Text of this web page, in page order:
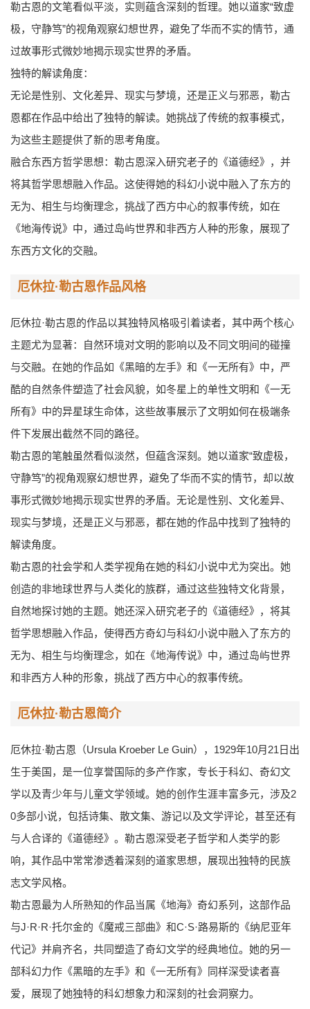
勒古恩的文笔看似平淡，实则蕴含深刻的哲理。她以道家“致虚
极，守静笃”的视角观察幻想世界，避免了华而不实的情节，通
过故事形式微妙地揭示现实世界的矛盾。
独特的解读角度：
无论是性别、文化差异、现实与梦境，还是正义与邪恶，勒古
恩都在作品中给出了独特的解读。她挑战了传统的叙事模式，
为这些主题提供了新的思考角度。
融合东西方哲学思想：勒古恩深入研究老子的《道德经》，并
将其哲学思想融入作品。这使得她的科幻小说中融入了东方的
无为、相生与均衡理念，挑战了西方中心的叙事传统，如在
《地海传说》中，通过岛屿世界和非西方人种的形象，展现了
东西方文化的交融。
厄休拉·勒古恩作品风格
厄休拉·勒古恩的作品以其独特风格吸引着读者，其中两个核心
主题尤为显著：自然环境对文明的影响以及不同文明间的碰撞
与交融。在她的作品如《黑暗的左手》和《一无所有》中，严
酷的自然条件塑造了社会风貌，如冬星上的单性文明和《一无
所有》中的异星球生命体，这些故事展示了文明如何在极端条
件下发展出截然不同的路径。
勒古恩的笔触虽然看似淡然，但蕴含深刻。她以道家“致虚极，
守静笃”的视角观察幻想世界，避免了华而不实的情节，却以故
事形式微妙地揭示现实世界的矛盾。无论是性别、文化差异、
现实与梦境，还是正义与邪恶，都在她的作品中找到了独特的
解读角度。
勒古恩的社会学和人类学视角在她的科幻小说中尤为突出。她
创造的非地球世界与人类化的族群，通过这些独特文化背景，
自然地探讨她的主题。她还深入研究老子的《道德经》，将其
哲学思想融入作品，使得西方奇幻与科幻小说中融入了东方的
无为、相生与均衡理念，如在《地海传说》中，通过岛屿世界
和非西方人种的形象，挑战了西方中心的叙事传统。
厄休拉·勒古恩简介
厄休拉·勒古恩（Ursula Kroeber Le Guin），1929年10月21日出
生于美国，是一位享誉国际的多产作家，专长于科幻、奇幻文
学以及青少年与儿童文学领域。她的创作生涯丰富多元，涉及2
0多部小说，包括诗集、散文集、游记以及文学评论，甚至还有
与人合译的《道德经》。勒古恩深受老子哲学和人类学的影
响，其作品中常常渗透着深刻的道家思想，展现出独特的民族
志文学风格。
勒古恩最为人所熟知的作品当属《地海》奇幻系列，这部作品
与J·R·R·托尔金的《魔戒三部曲》和C·S·路易斯的《纳尼亚年
代记》并肩齐名，共同塑造了奇幻文学的经典地位。她的另一
部科幻力作《黑暗的左手》和《一无所有》同样深受读者喜
爱，展现了她独特的科幻想象力和深刻的社会洞察力。